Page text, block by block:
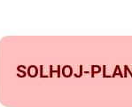
SOLHOJ-